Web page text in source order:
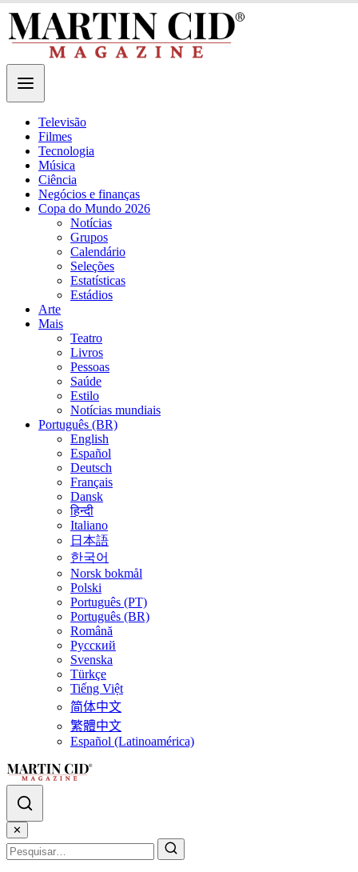
Televisão
Filmes
Tecnologia
Música
Ciência
Negócios e finanças
Copa do Mundo 2026
Notícias
Grupos
Calendário
Seleções
Estatísticas
Estádios
Arte
Mais
Teatro
Livros
Pessoas
Saúde
Estilo
Notícias mundiais
Português (BR)
English
Español
Deutsch
Français
Dansk
हिन्दी
Italiano
日本語
한국어
Norsk bokmål
Polski
Português (PT)
Português (BR)
Română
Русский
Svenska
Türkçe
Tiếng Việt
简体中文
繁體中文
Español (Latinoamérica)
✕